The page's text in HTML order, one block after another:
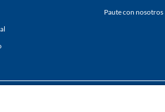
Paute con nosotros
así como su traducción a cualquier idioma sin